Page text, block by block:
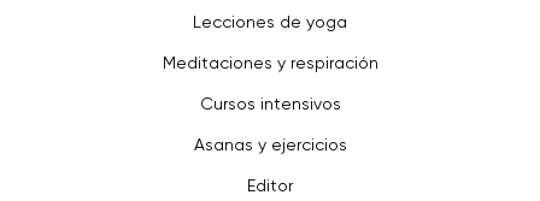
Lecciones de yoga
Meditaciones y respiración
Cursos intensivos
Asanas y ejercicios
Editor